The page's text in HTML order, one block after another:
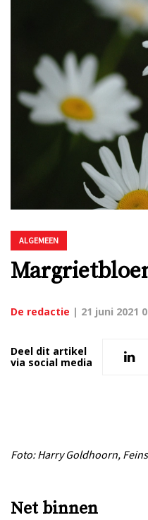
ALGEMEEN
De redactie | 21 juni 2021
Deel dit artikel
via social media
Foto: Harry Goldhoorn,
Net binnen